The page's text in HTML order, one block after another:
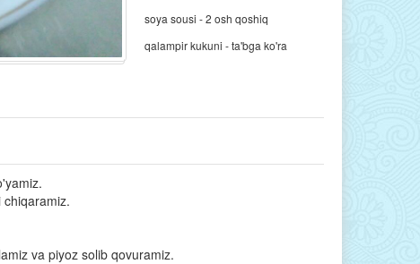
soya sousi - 2 osh qoshiq
qalampir kukuni - ta'bga ko'ra
va piyoz solib qovuramiz.